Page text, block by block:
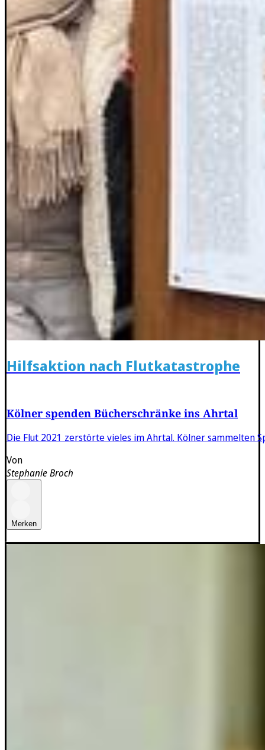
Hilfsaktion nach Flutkatastrophe
Kölner spenden Bücherschränke ins Ahrtal
Die Flut 2021 zerstörte vieles im Ahrtal. Kölner sammelten
Von
Stephanie Broch
Merken